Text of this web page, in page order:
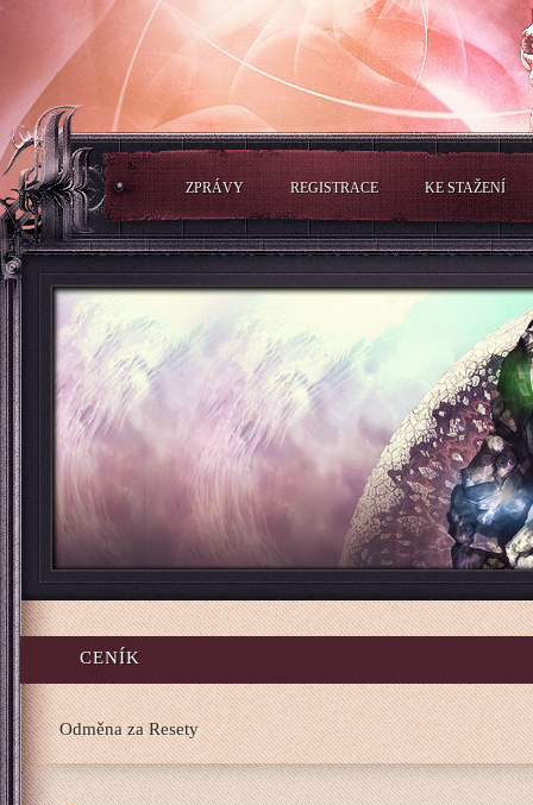
ZPRÁVY REGISTRACE KE STAŽENÍ
CENÍK
Odměna za Resety